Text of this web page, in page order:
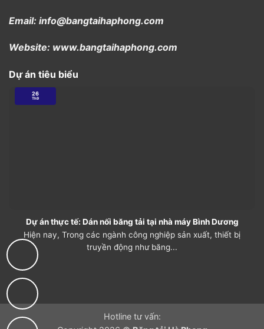
Email: info@bangtaihaphong.com
Website: www.bangtaihaphong.com
Dự án tiêu biểu
Dự án thực tế: Dán nối băng tải tại nhà máy Bình Dương
Hiện nay, Trong các ngành công nghiệp sản xuất, thiết bị
truyền động như băng...
26
Th9
Hotline tư vấn: